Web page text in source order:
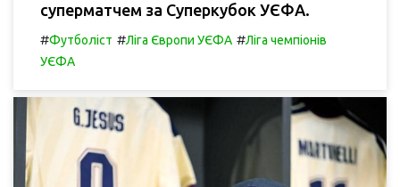
суперматчем за Суперкубок УЄФА.
#Футболіст #Ліга Європи УЄФА #Ліга чемпіонів
УЄФА